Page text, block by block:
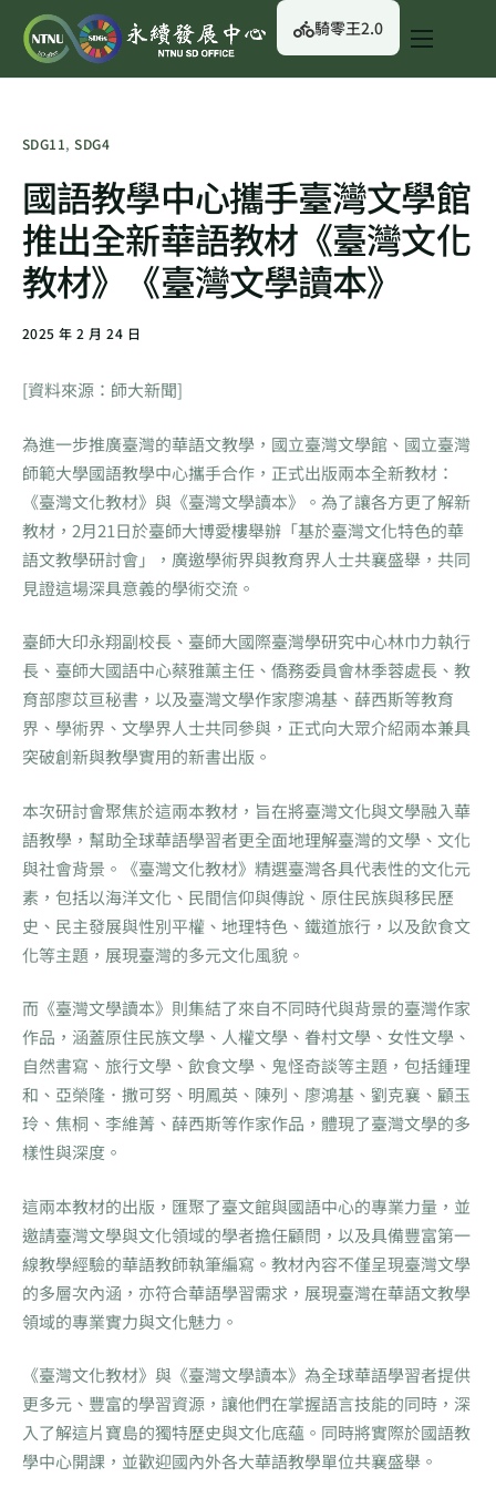
關於我們
永續資訊
校園綠生活
English
騎零王2.0
SDG11,SDG4
國語教學中心攜手臺灣文學館
推出全新華語教材《臺灣文化
教材》《臺灣文學讀本》
2025 年 2 月 24 日
[資料來源：師大新聞]
為進一步推廣臺灣的華語文教學，國立臺灣文學館、國立臺灣
師範大學國語教學中心攜手合作，正式出版兩本全新教材：
《臺灣文化教材》與《臺灣文學讀本》。為了讓各方更了解新
教材，2月21日於臺師大博愛樓舉辦「基於臺灣文化特色的華
語文教學研討會」，廣邀學術界與教育界人士共襄盛舉，共同
見證這場深具意義的學術交流。
臺師大印永翔副校長、臺師大國際臺灣學研究中心林巾力執行
長、臺師大國語中心蔡雅薰主任、僑務委員會林季蓉處長、教
育部廖苡亘秘書，以及臺灣文學作家廖鴻基、薛西斯等教育
界、學術界、文學界人士共同參與，正式向大眾介紹兩本兼具
突破創新與教學實用的新書出版。
本次研討會聚焦於這兩本教材，旨在將臺灣文化與文學融入華
語教學，幫助全球華語學習者更全面地理解臺灣的文學、文化
與社會背景。《臺灣文化教材》精選臺灣各具代表性的文化元
素，包括以海洋文化、民間信仰與傳說、原住民族與移民歷
史、民主發展與性別平權、地理特色、鐵道旅行，以及飲食文
化等主題，展現臺灣的多元文化風貌。
而《臺灣文學讀本》則集結了來自不同時代與背景的臺灣作家
作品，涵蓋原住民族文學、人權文學、眷村文學、女性文學、
自然書寫、旅行文學、飲食文學、鬼怪奇談等主題，包括鍾理
和、亞榮隆．撒可努、明鳳英、陳列、廖鴻基、劉克襄、顧玉
玲、焦桐、李維菁、薛西斯等作家作品，體現了臺灣文學的多
樣性與深度。
這兩本教材的出版，匯聚了臺文館與國語中心的專業力量，並
邀請臺灣文學與文化領域的學者擔任顧問，以及具備豐富第一
線教學經驗的華語教師執筆編寫。教材內容不僅呈現臺灣文學
的多層次內涵，亦符合華語學習需求，展現臺灣在華語文教學
領域的專業實力與文化魅力。
《臺灣文化教材》與《臺灣文學讀本》為全球華語學習者提供
更多元、豐富的學習資源，讓他們在掌握語言技能的同時，深
入了解這片寶島的獨特歷史與文化底蘊。同時將實際於國語教
學中心開課，並歡迎國內外各大華語教學單位共襄盛舉。